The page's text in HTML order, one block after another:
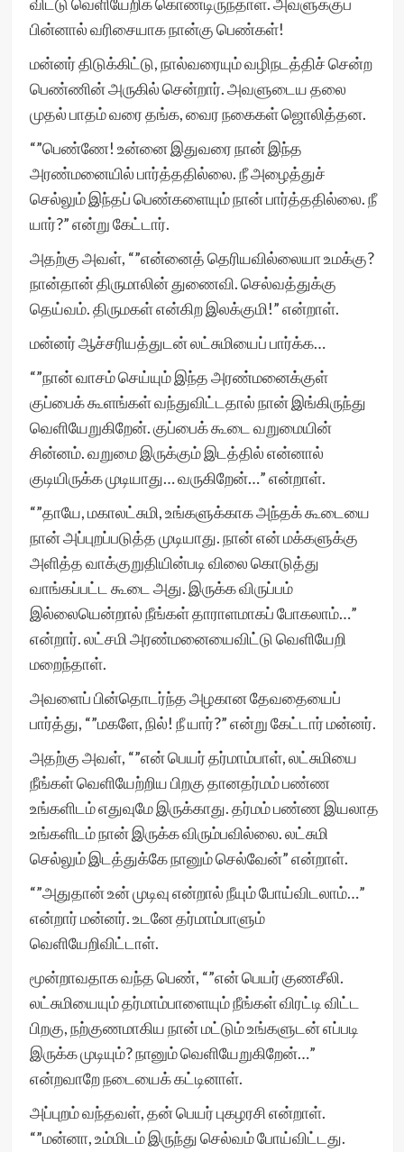
பின்னால் வரிசையாக நான்கு பெண்கள்!
மன்னர் திடுக்கிட்டு, நால்வரையும் வழிநடத்திச் சென்ற
பெண்ணின் அருகில் சென்றார். அவளுடைய தலை
முதல் பாதம் வரை தங்க, வைர நகைகள் ஜொலித்தன.
“”பெண்ணே! உன்னை இதுவரை நான் இந்த
அரண்மனையில் பார்த்ததில்லை. நீ அழைத்துச்
செல்லும் இந்தப் பெண்களையும் நான் பார்த்ததில்லை. நீ
யார்?” என்று கேட்டார்.
அதற்கு அவள், “”என்னைத் தெரியவில்லையா உமக்கு?
நான்தான் திருமாலின் துணைவி. செல்வத்துக்கு
தெய்வம். திருமகள் என்கிற இலக்குமி!” என்றாள்.
மன்னர் ஆச்சரியத்துடன் லட்சுமியைப் பார்க்க…
“”நான் வாசம் செய்யும் இந்த அரண்மனைக்குள்
குப்பைக் கூளங்கள் வந்துவிட்டதால் நான் இங்கிருந்து
வெளியேறுகிறேன். குப்பைக் கூடை வறுமையின்
சின்னம். வறுமை இருக்கும் இடத்தில் என்னால்
குடியிருக்க முடியாது… வருகிறேன்…” என்றாள்.
“”தாயே, மகாலட்சுமி, உங்களுக்காக அந்தக் கூடையை
நான் அப்புறப்படுத்த முடியாது. நான் என் மக்களுக்கு
அளித்த வாக்குறுதியின்படி விலை கொடுத்து
வாங்கப்பட்ட கூடை அது. இருக்க விருப்பம்
இல்லையென்றால் நீங்கள் தாராளமாகப் போகலாம்…”
என்றார். லட்சமி அரண்மனையைவிட்டு வெளியேறி
மறைந்தாள்.
அவளைப் பின்தொடர்ந்த அழகான தேவதையைப்
பார்த்து, “”மகளே, நில்! நீ யார்?” என்று கேட்டார் மன்னர்.
அதற்கு அவள், “”என் பெயர் தர்மாம்பாள், லட்சுமியை
நீங்கள் வெளியேற்றிய பிறகு தானதர்மம் பண்ண
உங்களிடம் எதுவுமே இருக்காது. தர்மம் பண்ண இயலாத
உங்களிடம் நான் இருக்க விரும்பவில்லை. லட்சுமி
செல்லும் இடத்துக்கே நானும் செல்வேன்” என்றாள்.
“”அதுதான் உன் முடிவு என்றால் நீயும் போய்விடலாம்…”
என்றார் மன்னர். உடனே தர்மாம்பாளும்
வெளியேறிவிட்டாள்.
மூன்றாவதாக வந்த பெண், “”என் பெயர் குணசீலி.
லட்சுமியையும் தர்மாம்பாளையும் நீங்கள் விரட்டி விட்ட
பிறகு, நற்குணமாகிய நான் மட்டும் உங்களுடன் எப்படி
இருக்க முடியும்? நானும் வெளியேறுகிறேன்…”
என்றவாறே நடையைக் கட்டினாள்.
அப்புறம் வந்தவள், தன் பெயர் புகழரசி என்றாள்.
“”மன்னா, உம்மிடம் இருந்து செல்வம் போய்விட்டது.